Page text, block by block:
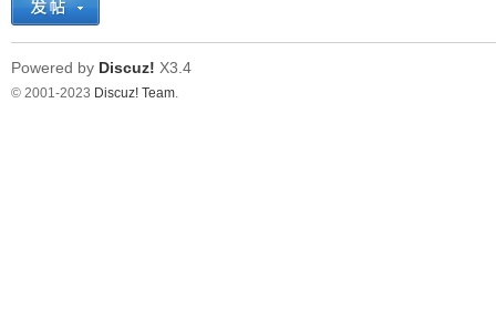
Powered by Discuz! X3.4
© 2001-2023 Discuz! Team.